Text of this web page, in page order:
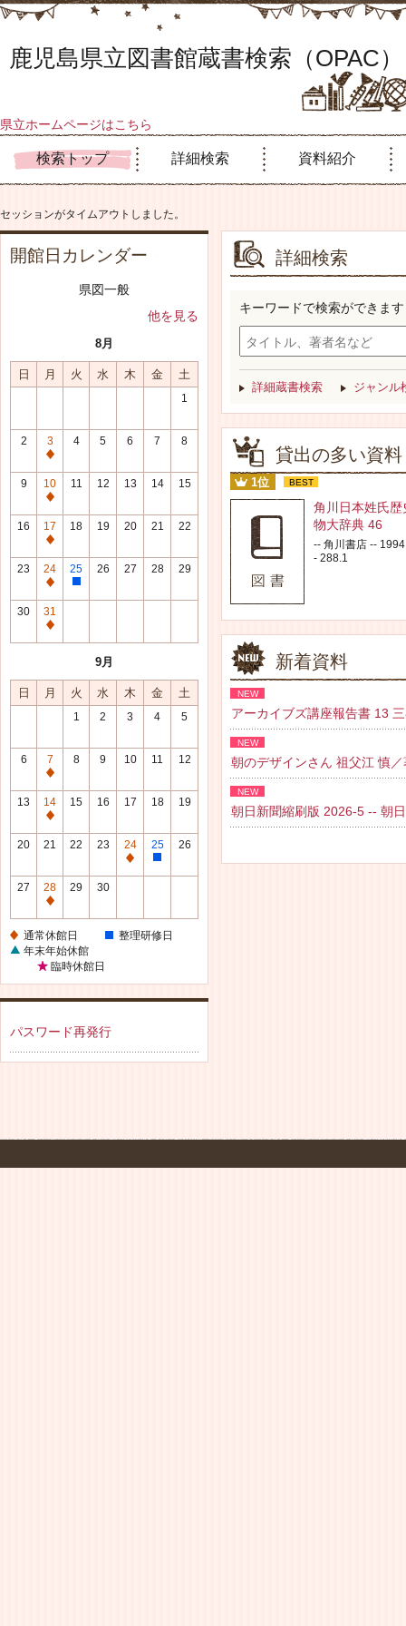
鹿児島県立図書館蔵書検索（OPAC）
県立ホームページはこちら
検索トップ 詳細検索 資料紹介
セッションがタイムアウトしました。
開館日カレンダー
県図一般
他を見る
8月
日 月 火 水 木 金 土
1
2
3
通
常
休
館
日
4 5 6 7 8
9
10
通
常
休
館
日
11 12 13 14 15
16
17
通
常
休
館
日
18 19 20 21 22
23
24
通
常
休
館
25
整
修
26 27 28 29
30
31
通
館
日
9月
日 月 火 水 木 金 土
1 2 3 4 5
6
7
通
常
休
館
8 9 10 11 12
13
14
通
常
館
日
15 16 17 18 19
20 21 22 23
24
通
館
日
25
整
修
日
26
27
28
通
休
館
日
29 30
通常休館日
整理研修日
年末年始休館
臨時休館日
パスワード再発行
詳細検索
キーワードで検索ができます
詳細蔵書検索 ジャンル
貸出の多い資料
1位 BEST
角川日本姓氏歴
物大辞典 46
-- 角川書店 --
- 288.1
新着資料
NEW
アーカイブズ講座報告書 13
NEW
朝のデザインさん 祖父江 慎
NEW
朝日新聞縮刷版 2026-5 -- 朝